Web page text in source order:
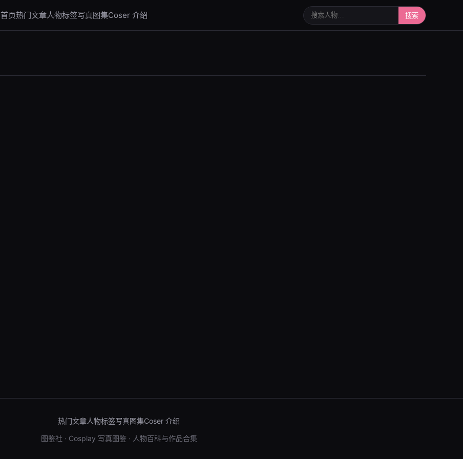
首页热门文章人物标签写真图集Coser 介绍 搜索人物或写真 搜索
热门文章人物标签写真图集Coser 介绍
图鉴社 · Cosplay 写真图鉴 · 人物百科与作品合集